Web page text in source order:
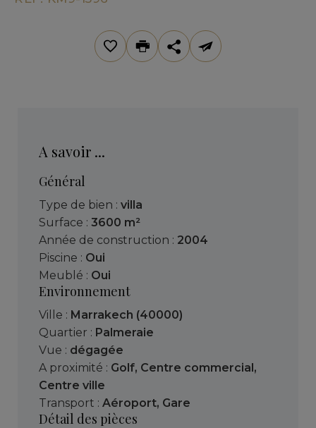
A savoir ...
Général
Type de bien : villa
Surface : 3600 m²
Année de construction : 2004
Piscine : Oui
Meublé : Oui
Environnement
Ville : Marrakech (40000)
Quartier : Palmeraie
Vue : dégagée
A proximité : Golf, Centre commercial,
Centre ville
Transport : Aéroport, Gare
Détail des pièces